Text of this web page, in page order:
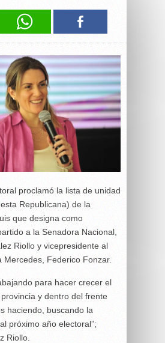
proclamó la lista de unidad
Republicana) de la
que designa como
a la Senadora Nacional,
Riollo y vicepresidente al
Mercedes, Federico Fonzar.
para hacer crecer el
y dentro del frente
haciendo, buscando la
próximo año electoral”;
Riollo.